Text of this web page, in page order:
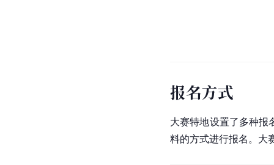
报名方式
大赛特地设置了多种报
料的方式进行报名。大